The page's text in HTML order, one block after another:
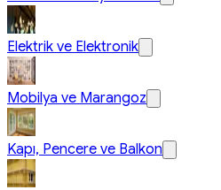
Elektrik ve Elektronik
Mobilya ve Marangoz
Kapı, Pencere ve Balkon